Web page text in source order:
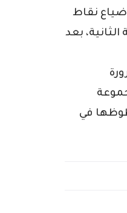
نقاط
بعد
ضرورة
في